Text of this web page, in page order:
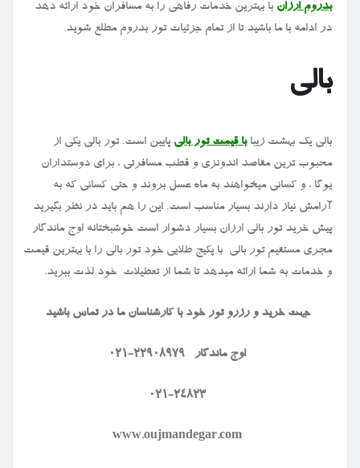
بدروم ارزان با بهترین خدمات رفاهی را به مسافران خود ارائه دهد
در ادامه با ما باشید تا از تمام جزئیات تور بدروم مطلع شوید.
بالی
بالی یک بهشت زیبابا قیمت تور بالی پایین است. تور بالی یکی از
محبوب ترین مقاصد اندونزی و قطب مسافرتی ، برای دوستداران
یوگا ، و کسانی میخواهند به ماه عسل بروند و حتی کسانی که به
آرامش نیاز دارند بسیار مناسب است. این را هم باید در نظر بگیرید
پیش خرید تور بالی ارزان بسیار دشوار است خوشبختانه اوج ماندگار
مجری مستقیم تور بالی با پکیج طلایی خود تور بالی را با بهترین قیمت
و خدمات به شما ارائه میدهد تا شما از تعطیلات خود لذت ببرید.
جهت خرید و رزرو تور خود با کارشناسان ما در تماس باشید
اوج ماندگار 22908979-021
۰۲۱-۲۴۸۲۳
www.oujmandegar.com